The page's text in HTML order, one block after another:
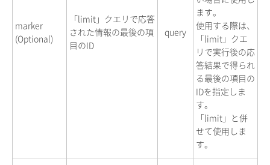
marker
(Optional)
「limit」クエリで応答
された情報の最後の項
目のID
query
ます。
使用する際は、
「limit」クエ
リで実行後の応
答結果で得られ
る最後の項目の
IDを指定しま
す。
「limit」と併
せて使用しま
す。